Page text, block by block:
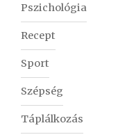
Pszichológia
Recept
Sport
Szépség
Táplálkozás